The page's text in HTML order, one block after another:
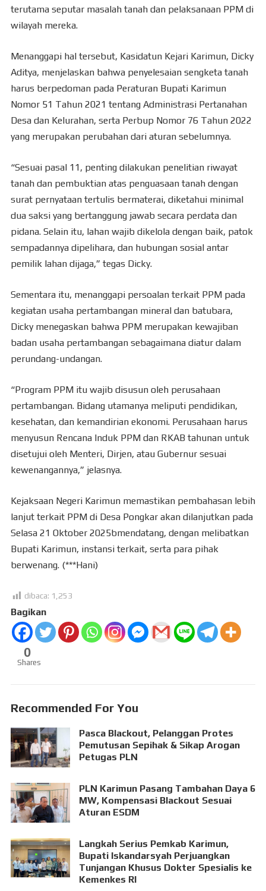
terutama seputar masalah tanah dan pelaksanaan PPM di
wilayah mereka.
Menanggapi hal tersebut, Kasidatun Kejari Karimun, Dicky
Aditya, menjelaskan bahwa penyelesaian sengketa tanah
harus berpedoman pada Peraturan Bupati Karimun
Nomor 51 Tahun 2021 tentang Administrasi Pertanahan
Desa dan Kelurahan, serta Perbup Nomor 76 Tahun 2022
yang merupakan perubahan dari aturan sebelumnya.
“Sesuai pasal 11, penting dilakukan penelitian riwayat
tanah dan pembuktian atas penguasaan tanah dengan
surat pernyataan tertulis bermaterai, diketahui minimal
dua saksi yang bertanggung jawab secara perdata dan
pidana. Selain itu, lahan wajib dikelola dengan baik, patok
sempadannya dipelihara, dan hubungan sosial antar
pemilik lahan dijaga,” tegas Dicky.
Sementara itu, menanggapi persoalan terkait PPM pada
kegiatan usaha pertambangan mineral dan batubara,
Dicky menegaskan bahwa PPM merupakan kewajiban
badan usaha pertambangan sebagaimana diatur dalam
perundang-undangan.
“Program PPM itu wajib disusun oleh perusahaan
pertambangan. Bidang utamanya meliputi pendidikan,
kesehatan, dan kemandirian ekonomi. Perusahaan harus
menyusun Rencana Induk PPM dan RKAB tahunan untuk
disetujui oleh Menteri, Dirjen, atau Gubernur sesuai
kewenangannya,” jelasnya.
Kejaksaan Negeri Karimun memastikan pembahasan lebih
lanjut terkait PPM di Desa Pongkar akan dilanjutkan pada
Selasa 21 Oktober 2025bmendatang, dengan melibatkan
Bupati Karimun, instansi terkait, serta para pihak
berwenang. (***Hani)
dibaca: 1,253
Bagikan
0
Shares
Recommended For You
Pasca Blackout, Pelanggan Protes
Pemutusan Sepihak & Sikap Arogan
Petugas PLN
PLN Karimun Pasang Tambahan Daya 6
MW, Kompensasi Blackout Sesuai
Aturan ESDM
Langkah Serius Pemkab Karimun,
Bupati Iskandarsyah Perjuangkan
Tunjangan Khusus Dokter Spesialis ke
Kemenkes RI